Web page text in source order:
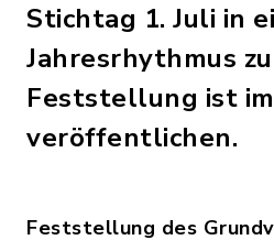
Stichtag 1. Juli in
Jahresrhythmus
Feststellung ist
veröffentlichen.
Feststellung des